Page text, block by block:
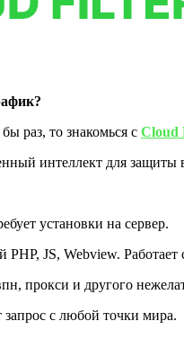
раз, то знакомься с Cloud
интеллект для защиты
установки на сервер.
PHP, JS, Webview.
прокси и другого
с любой точки мира.